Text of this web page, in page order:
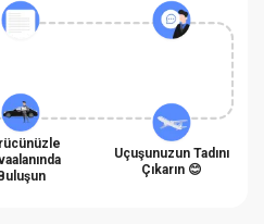
Uçuşunuzun Tadını
Çıkarın 😊